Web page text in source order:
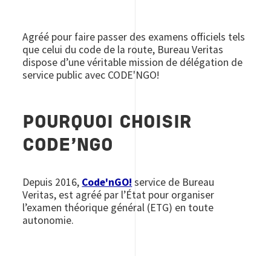
Agréé pour faire passer des examens officiels tels
que celui du code de la route, Bureau Veritas
dispose d’une véritable mission de délégation de
service public avec CODE'NGO!
POURQUOI CHOISIR
CODE’NGO
Depuis 2016, Code'nGO! service de Bureau
Veritas, est agréé par l’État pour organiser
l’examen théorique général (ETG) en toute
autonomie.